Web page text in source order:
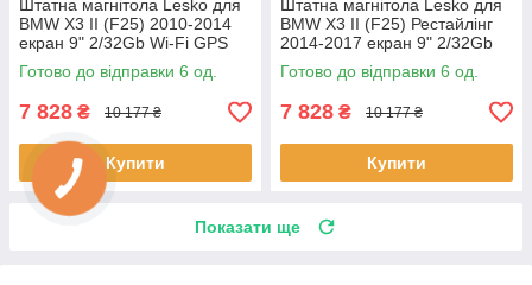
Штатна магнітола Lesko для
BMW X3 II (F25) 2010-2014
екран 9" 2/32Gb Wi-Fi GPS
Base 6шт
Готово до відправки 6 од.
7 828 ₴ 10 177 ₴
Купити
Штатна магнітола Lesko для
BMW X3 II (F25) Рестайлінг
2014-2017 екран 9" 2/32Gb
Wi-Fi GPS Base 6шт
Готово до відправки 6 од.
7 828 ₴ 10 177 ₴
Купити
Показати ще